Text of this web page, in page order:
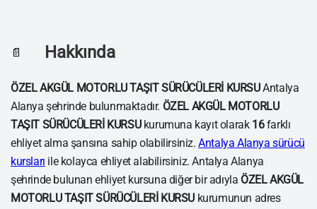
📄 Hakkında
ÖZEL AKGÜL MOTORLU TAŞIT SÜRÜCÜLERİ KURSUAntalya
Alanya şehrinde bulunmaktadır. ÖZEL AKGÜL MOTORLU
TAŞIT SÜRÜCÜLERİ KURSUkurumuna kayıt olarak 16farklı
ehliyet alma şansına sahip olabilirsiniz.Antalya Alanya sürücü
kursları ile kolayca ehliyet alabilirsiniz. Antalya Alanya
şehrinde bulunan ehliyet kursuna diğer bir adıyla ÖZEL AKGÜL
MOTORLU TAŞIT SÜRÜCÜLERİ KURSU kurumunun adres